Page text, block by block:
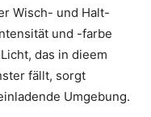
Wisch- und Halt-
und -farbe
das in dieem
fällt, sorgt
Umgebung.